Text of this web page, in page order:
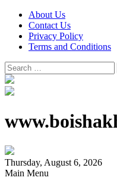
About Us
Contact Us
Privacy Policy
Terms and Conditions
Search
for:
Thursday, August 6, 2026
Main Menu